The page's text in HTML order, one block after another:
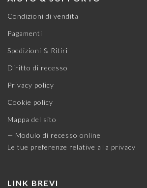
Condizioni di vendita
Pagamenti
Spedizioni & Ritiri
Diritto di recesso
Privacy policy
Cookie policy
Mappa del sito
— Modulo di recesso online
Le tue preferenze relative alla privacy
LINK BREVI